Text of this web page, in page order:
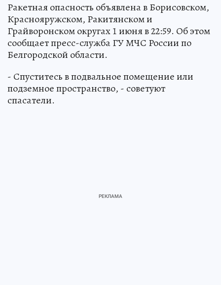
Ракетная опасность объявлена в Борисовском,
Краснояружском, Ракитянском и
Грайворонском округах 1 июня в 22:59. Об этом
сообщает пресс-служба ГУ МЧС России по
Белгородской области.
- Спуститесь в подвальное помещение или
подземное пространство, - советуют
спасатели.